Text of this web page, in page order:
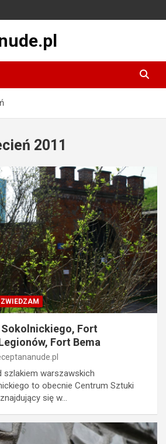
2011
ZWIEDZAM
Fort
Fort Bema
szlakiem warszawskich
to obecnie Centrum Sztuki
się w…